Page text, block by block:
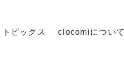
トピックス clocomiについて